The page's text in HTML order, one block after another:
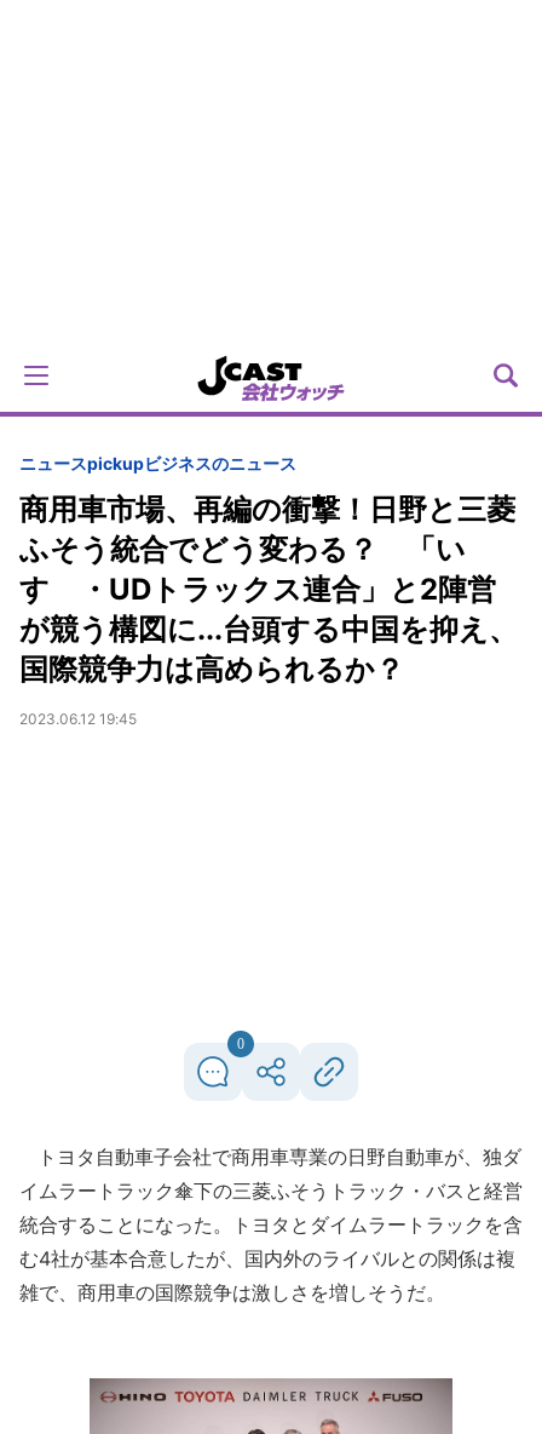
ニュースpickupビジネスのニュース
商用車市場、再編の衝撃！日野と三菱
ふそう統合でどう変わる？ 「い
すゞ・UDトラックス連合」と2陣営
が競う構図に...台頭する中国を抑え、
国際競争力は高められるか？
2023.06.12 19:45
0
トヨタ自動車子会社で商用車専業の日野自動車が、独ダ
イムラートラック傘下の三菱ふそうトラック・バスと経営
統合することになった。トヨタとダイムラートラックを含
む4社が基本合意したが、国内外のライバルとの関係は複
雑で、商用車の国際競争は激しさを増しそうだ。